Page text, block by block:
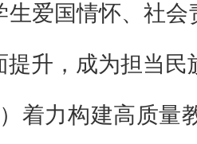
生爱国情怀、社
提升，成为担当
着力构建高质量